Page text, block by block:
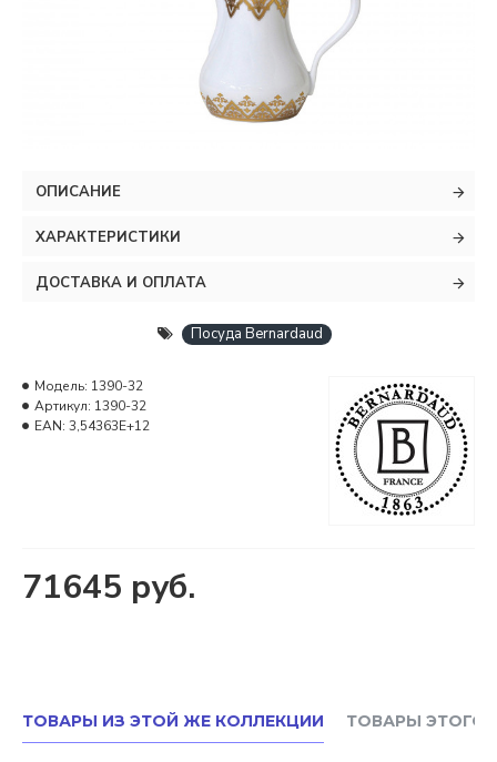
ОПИСАНИЕ
ХАРАКТЕРИСТИКИ
ДОСТАВКА И ОПЛАТА
Посуда Bernardaud
71645 руб.
Модель: 1390-32
Артикул: 1390-32
EAN: 3,54363E+12
ТОВАРЫ ИЗ ЭТОЙ ЖЕ КОЛЛЕКЦИИ ТОВАРЫ ЭТОГО